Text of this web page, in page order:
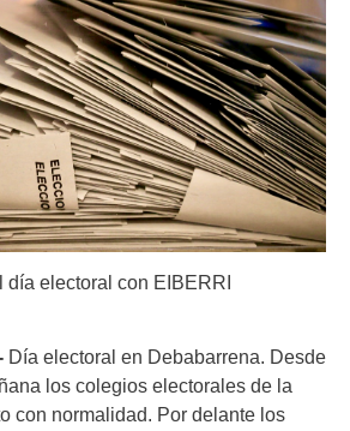
día electoral con EIBERRI
Día electoral en Debabarrena. Desde
los colegios electorales de la
con normalidad. Por delante los